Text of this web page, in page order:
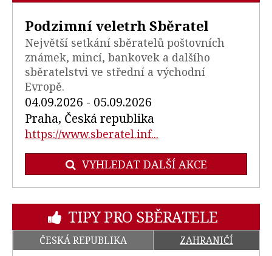
Podzimní veletrh Sběratel
Největší setkání sběratelů poštovních
známek, mincí, bankovek a dalšího
sběratelstvi ve střední a východní
Evropě.
04.09.2026 - 05.09.2026
Praha, Česká republika
https://www.sberatel.inf...
VYHLEDAT DALŠÍ AKCE
TIPY PRO SBĚRATELE
ČESKÁ REPUBLIKA ZAHRANIČÍ